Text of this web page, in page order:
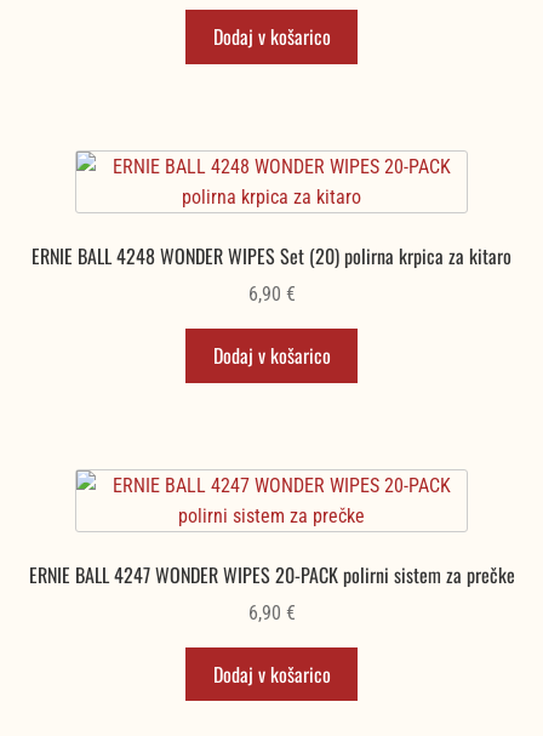
Dodaj v košarico
ERNIE BALL 4248 WONDER WIPES Set (20) polirna krpica za kitaro
6,90 €
Dodaj v košarico
ERNIE BALL 4247 WONDER WIPES 20-PACK polirni sistem za prečke
6,90 €
Dodaj v košarico